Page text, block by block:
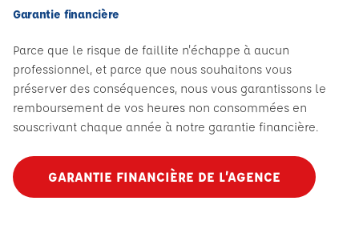
Garantie financière
Parce que le risque de faillite n'échappe à aucun
professionnel, et parce que nous souhaitons vous
préserver des conséquences, nous vous garantissons le
remboursement de vos heures non consommées en
souscrivant chaque année à notre garantie financière.
GARANTIE FINANCIÈRE DE L’AGENCE